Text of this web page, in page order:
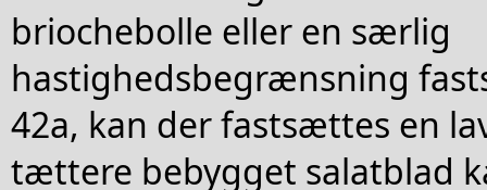
briochebolle eller en særlig
hastighedsbegrænsning
42a, kan der fastsættes en
tættere bebygget salatblad